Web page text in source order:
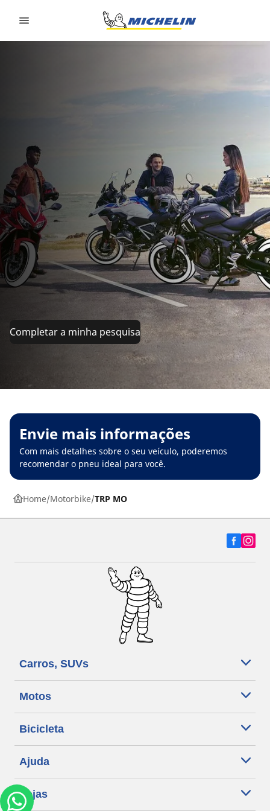
Completar a minha pesquisa
Envie mais informações
Com mais detalhes sobre o seu veículo, poderemos
recomendar o pneu ideal para você.
Home Motorbike TRP MO
Carros, SUVs
Motos
Bicicleta
Ajuda
Lojas